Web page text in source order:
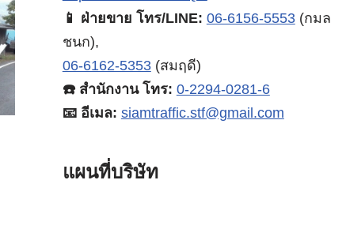
📱 ฝ่ายขาย โทร/LINE: 06-6156-5553(กมล
ชนก),
06-6162-5353(สมฤดี)
☎️ สำนักงาน โทร: 0-2294-0281-6
📧 อีเมล: siamtraffic.stf@gmail.com
แผนที่บริษัท